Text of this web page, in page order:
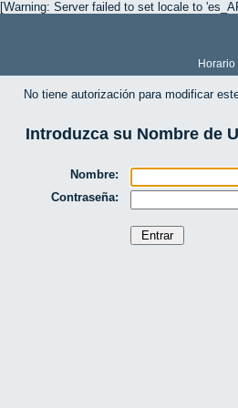
[Warning: Server failed to set locale to
No tiene autorización para modificar
Introduzca su Nombre de
Nombre:
Contraseña: